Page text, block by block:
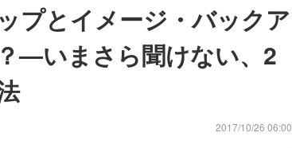
プとイメージ・バックア
―いまさら聞けない、2
2017/10/26 06:00